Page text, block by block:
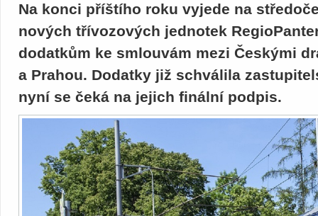
Na konci příštího roku vyjede na
nových třívozových jednotek
dodatkům ke smlouvám mezi Českými
a Prahou. Dodatky již schválila
nyní se čeká na jejich finální podpis.